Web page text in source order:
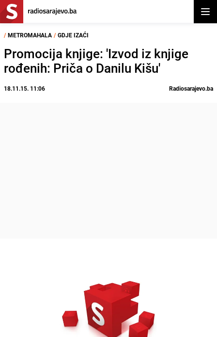
/ METROMAHALA / GDJE IZAĆI
Promocija knjige: 'Izvod iz knjige
rođenih: Priča o Danilu Kišu'
18.11.15. 11:06 Radiosarajevo.ba